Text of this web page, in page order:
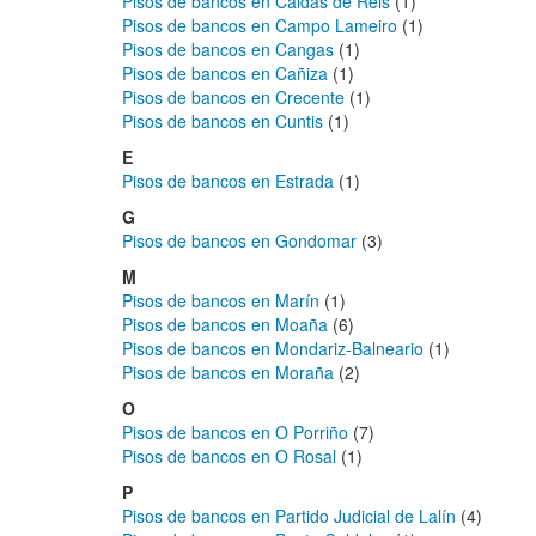
Pisos de bancos en Campo Lameiro (1)
Pisos de bancos en Cangas (1)
Pisos de bancos en Cañiza (1)
Pisos de bancos en Crecente (1)
Pisos de bancos en Cuntis (1)
E
Pisos de bancos en Estrada (1)
G
Pisos de bancos en Gondomar (3)
M
Pisos de bancos en Marín (1)
Pisos de bancos en Moaña (6)
Pisos de bancos en Mondariz-Balneario (1)
Pisos de bancos en Moraña (2)
O
Pisos de bancos en O Porriño (7)
Pisos de bancos en O Rosal (1)
P
Pisos de bancos en Partido Judicial de Lalín (4)